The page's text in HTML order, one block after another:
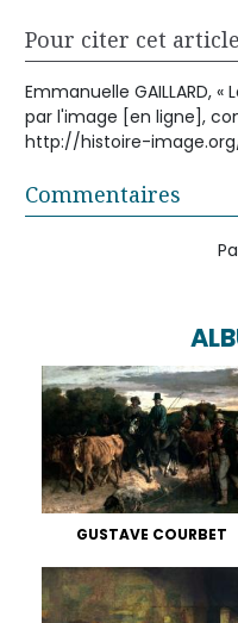
Pour citer cet article
Emmanuelle GAILLARD,
par l'image [en ligne],
http://histoire-
Commentaires
GUSTAVE COURBET